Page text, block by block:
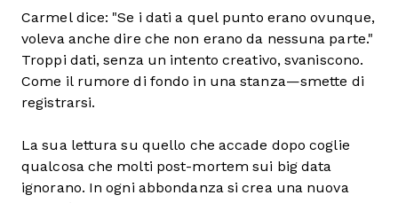
Carmel dice: "Se i dati a quel punto erano ovunque,
voleva anche dire che non erano da nessuna parte."
Troppi dati, senza un intento creativo, svaniscono.
Come il rumore di fondo in una stanza—smette di
registrarsi.
La sua lettura su quello che accade dopo coglie
qualcosa che molti post-mortem sui big data
ignorano. In ogni abbondanza si crea una nuova